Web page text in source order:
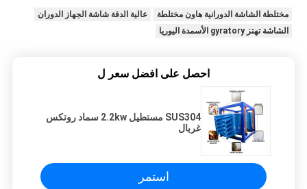
مختلطة الشاشة الدورانية هاون مختلطة
عالية الدقة شاشة الجهاز الدوران
الشاشة تهتز gyratory الأسمدة اليوريا
احصل على افضل سعر ل
SUS304 مستطيل 2.2kw سماد روتكس
غربال
استمر